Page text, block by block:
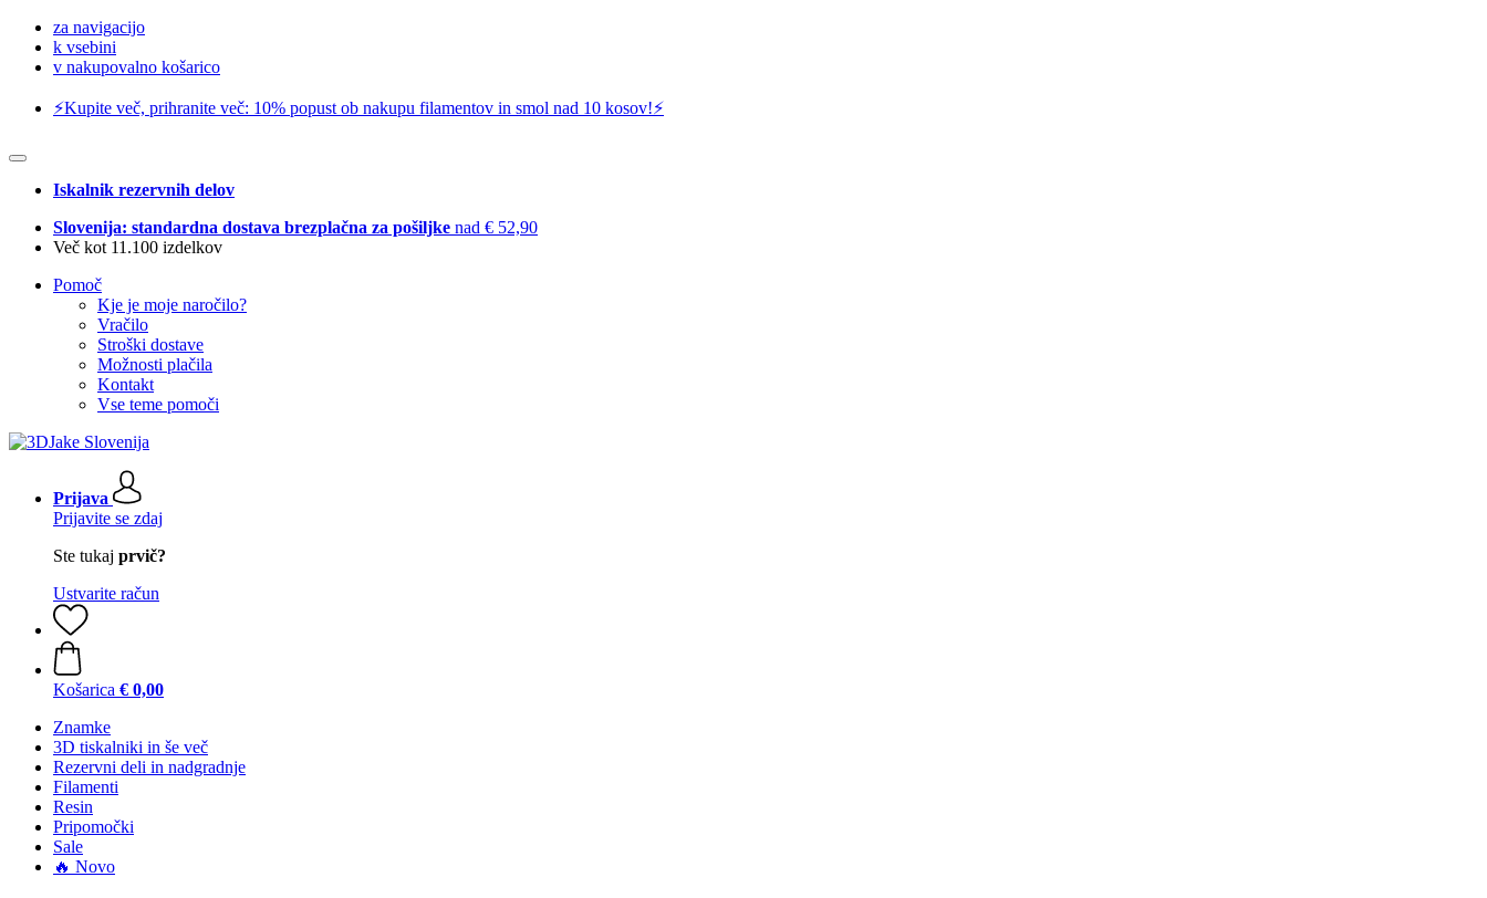
za navigacijo
k vsebini
v nakupovalno košarico
⚡️Kupite več, prihranite več: 10% popust ob nakupu filamentov in smol nad 10 kosov!⚡️
Iskalnik rezervnih delov
Slovenija: standardna dostava brezplačna za pošiljke nad € 52,90
Več kot 11.100 izdelkov
Pomoč
Kje je moje naročilo?
Vračilo
Stroški dostave
Možnosti plačila
Kontakt
Vse teme pomoči
Prijava
Prijavite se zdaj
Ste tukaj prvič?
Ustvarite račun
Košarica € 0,00
Znamke
3D tiskalniki in še več
Rezervni deli in nadgradnje
Filamenti
Resin
Pripomočki
Sale
🔥 Novo